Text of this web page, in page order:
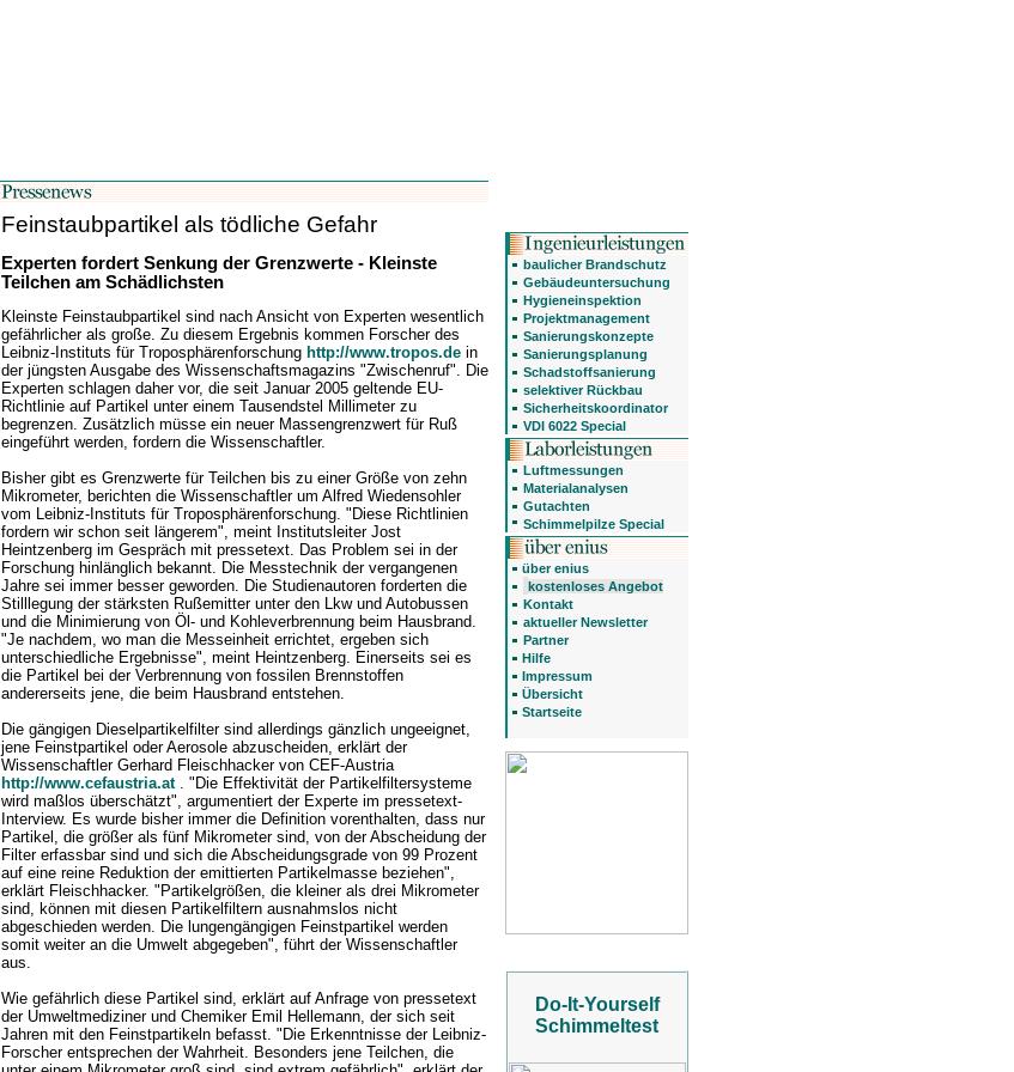
Feinstaubpartikel als tödliche Gefahr
Experten fordert Senkung der Grenzwerte - Kleinste
Teilchen am Schädlichsten
Kleinste Feinstaubpartikel sind nach Ansicht von Experten wesentlich
gefährlicher als große. Zu diesem Ergebnis kommen Forscher des
Leibniz-Instituts für Troposphärenforschung http://www.tropos.de in
der jüngsten Ausgabe des Wissenschaftsmagazins "Zwischenruf". Die
Experten schlagen daher vor, die seit Januar 2005 geltende EU-
Richtlinie auf Partikel unter einem Tausendstel Millimeter zu
begrenzen. Zusätzlich müsse ein neuer Massengrenzwert für Ruß
eingeführt werden, fordern die Wissenschaftler.
Bisher gibt es Grenzwerte für Teilchen bis zu einer Größe von zehn
Mikrometer, berichten die Wissenschaftler um Alfred Wiedensohler
vom Leibniz-Instituts für Troposphärenforschung. "Diese Richtlinien
fordern wir schon seit längerem", meint Institutsleiter Jost
Heintzenberg im Gespräch mit pressetext. Das Problem sei in der
Forschung hinlänglich bekannt. Die Messtechnik der vergangenen
Jahre sei immer besser geworden. Die Studienautoren forderten die
Stilllegung der stärksten Rußemitter unter den Lkw und Autobussen
und die Minimierung von Öl- und Kohleverbrennung beim Hausbrand.
"Je nachdem, wo man die Messeinheit errichtet, ergeben sich
unterschiedliche Ergebnisse", meint Heintzenberg. Einerseits sei es
die Partikel bei der Verbrennung von fossilen Brennstoffen
andererseits jene, die beim Hausbrand entstehen.
Die gängigen Dieselpartikelfilter sind allerdings gänzlich ungeeignet,
jene Feinstpartikel oder Aerosole abzuscheiden, erklärt der
Wissenschaftler Gerhard Fleischhacker von CEF-Austria
http://www.cefaustria.at
. "Die Effektivität der Partikelfiltersysteme
wird maßlos überschätzt", argumentiert der Experte im pressetext-
Interview. Es wurde bisher immer die Definition vorenthalten, dass nur
Partikel, die größer als fünf Mikrometer sind, von der Abscheidung der
Filter erfassbar sind und sich die Abscheidungsgrade von 99 Prozent
auf eine reine Reduktion der emittierten Partikelmasse beziehen",
erklärt Fleischhacker. "Partikelgrößen, die kleiner als drei Mikrometer
sind, können mit diesen Partikelfiltern ausnahmslos nicht
abgeschieden werden. Die lungengängigen Feinstpartikel werden
somit weiter an die Umwelt abgegeben", führt der Wissenschaftler
aus.
Wie gefährlich diese Partikel sind, erklärt auf Anfrage von pressetext
der Umweltmediziner und Chemiker Emil Hellemann, der sich seit
Jahren mit den Feinstpartikeln befasst. "Die Erkenntnisse der Leibniz-
Forscher entsprechen der Wahrheit. Besonders jene Teilchen, die
baulicher Brandschutz
Gebäudeuntersuchung
Hygieneinspektion
Projektmanagement
Sanierungskonzepte
Sanierungsplanung
Schadstoffsanierung
selektiver Rückbau
Sicherheitskoordinator
VDI 6022 Special
Luftmessungen
Materialanalysen
Gutachten
Schimmelpilze Special
über enius
kostenloses Angebot
Kontakt
aktueller Newsletter
Partner
Hilfe
Impressum
Übersicht
Startseite
Do-It-Yourself
Schimmeltest